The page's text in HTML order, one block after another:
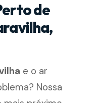
de
e o ar
Nossa